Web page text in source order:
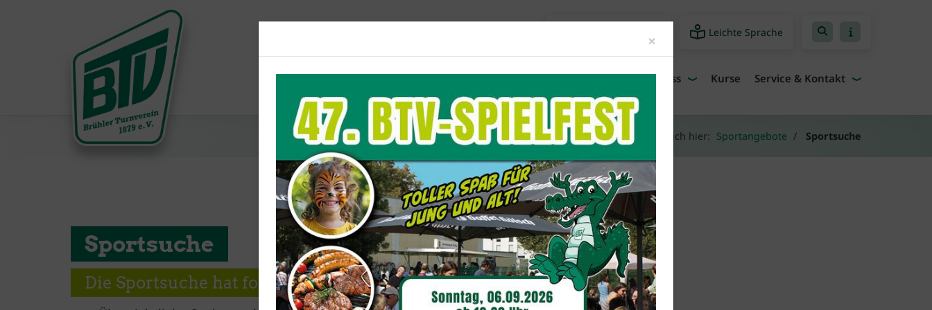
Leichte Sprache
Unser Verein Aktuelles Sportangebote Fitness Kurse Service & Kontakt
Du befindest dich hier: Sportangebote Sportsuche
Sportsuche
Die Sportsuche hat folgende Funktionen
× Close